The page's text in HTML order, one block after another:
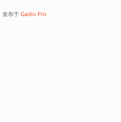
发布于 Gadio Pro